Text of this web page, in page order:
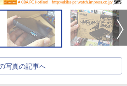
写真の記事へ